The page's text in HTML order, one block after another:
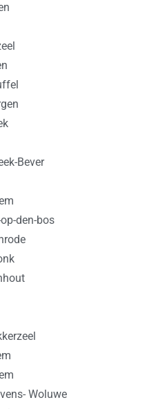
Bever
den-bos
Woluwe